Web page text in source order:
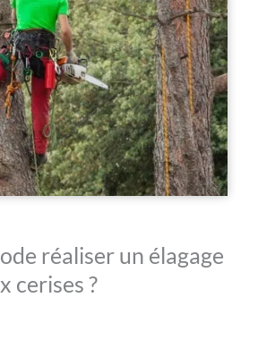
réaliser un élagage
cerises ?